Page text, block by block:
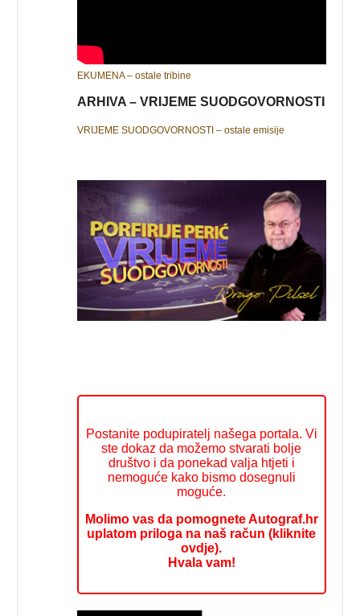
EKUMENA – ostale tribine
ARHIVA – VRIJEME SUODGOVORNOSTI
VRIJEME SUODGOVORNOSTI – ostale emisije
Postanite podupiratelj našega portala. Vi
ste dokaz da možemo stvarati bolje
društvo i da ponekad valja htjeti i
nemoguće kako bismo dosegnuli
moguće.
Molimo vas da pomognete Autograf.hr
uplatom priloga na naš račun (kliknite
ovdje).
Hvala vam!